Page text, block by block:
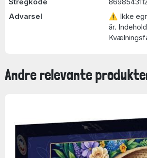
Advarsel
⚠ Ikke
år.
Andre relevante